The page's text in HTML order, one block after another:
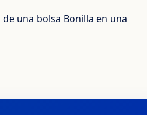
una bolsa Bonilla en una